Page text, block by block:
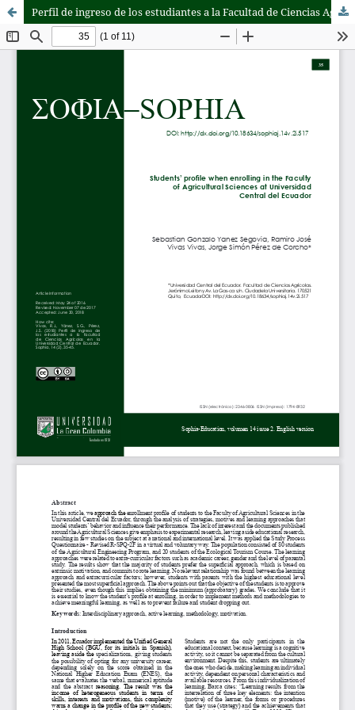
Perfil de ingreso de los estudiantes a la Facultad de Ciencias Agrícolas en la Universidad Central del Ecuador